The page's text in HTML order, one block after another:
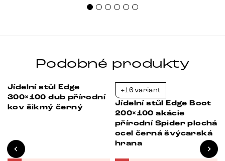
Podobné produkty
Jídelní stůl Edge
300×100 dub přírodní
kov šikmý černý
+16 variant
Jídelní stůl Edge Boot
200×100 akácie
přírodní Spider plochá
ocel černá švýcarská
hrana